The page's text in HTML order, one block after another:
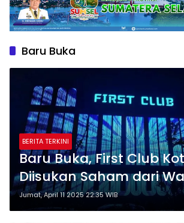
Baru Buka
BERITA TERKINI
Baru Buka, First Club
Diisukan Saham dari
Tiongkok?
Jumat, April 11 2025 22:35 WIB